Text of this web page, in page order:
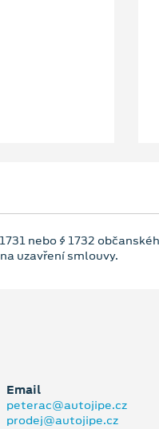
nebo § 1732
uzavření smlouvy.
Email
peterac@autojipe.cz
prodej@autojipe.cz